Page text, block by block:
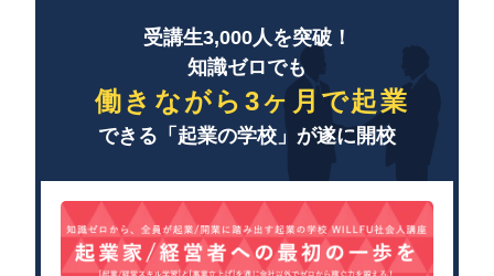
受講生3,000人を突破！
知識ゼロでも
働きながら3ヶ月で起業
できる「起業の学校」が遂に開校